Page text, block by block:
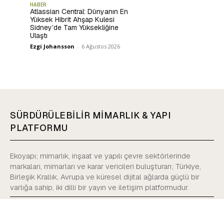
HABER
Atlassian Central: Dünyanın En
Yüksek Hibrit Ahşap Kulesi
Sidney’de Tam Yüksekliğine
Ulaştı
Ezgi Johansson - 6 Ağustos 2026
SÜRDÜRÜLEBİLİR MİMARLIK & YAPI
PLATFORMU
Ekoyapı; mimarlık, inşaat ve yapılı çevre sektörlerinde
markaları, mimarları ve karar vericileri buluşturan; Türkiye,
Birleşik Krallık, Avrupa ve küresel dijital ağlarda güçlü bir
varlığa sahip, iki dilli bir yayın ve iletişim platformudur.